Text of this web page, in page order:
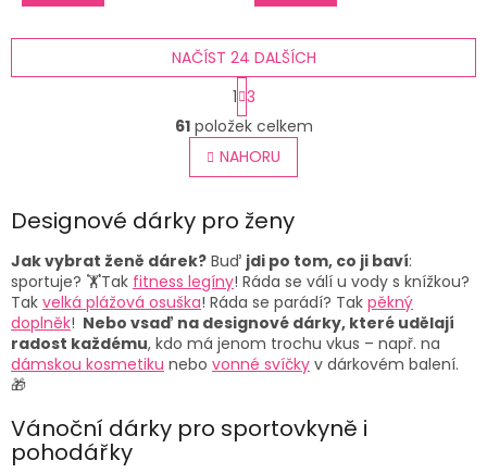
O
v
l
á
a
í
p
r
v
k
y
p
NAČÍST 24 DALŠÍCH
S
t
r
á
n
k
v
á
n
í
1 3
61položek celkem
NAHORU
Designové dárky pro ženy
Jak vybrat ženě dárek? Buď jdi po tom, co ji baví:
sportuje? 🏋️Tak fitness legíny! Ráda se válí u vody s knížkou?
Tak velká plážová osuška! Ráda se parádí? Tak pěkný
doplněk! Nebo vsaď na designové dárky, které udělají
radost každému, kdo má jenom trochu vkus – např. na
dámskou kosmetiku nebo vonné svíčky v dárkovém balení.
🎁
Vánoční dárky pro sportovkyně i
pohodářky